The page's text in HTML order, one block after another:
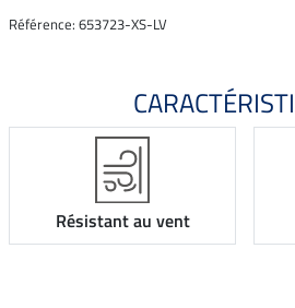
Référence: 653723-XS-LV
Résistant au vent